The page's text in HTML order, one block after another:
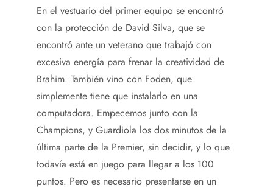
En el vestuario del primer equipo se encontró
con la protección de David Silva, que se
encontró ante un veterano que trabajó con
excesiva energía para frenar la creatividad de
Brahim. También vino con Foden, que
simplemente tiene que instalarlo en una
computadora. Empecemos junto con la
Champions, y Guardiola los dos minutos de la
última parte de la Premier, sin decidir, y lo que
todavía está en juego para llegar a los 100
puntos. Pero es necesario presentarse en un